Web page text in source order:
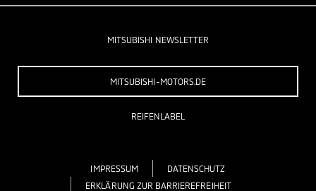
MITSUBISHI NEWSLETTER
MITSUBISHI-MOTORS.DE
REIFENLABEL
IMPRESSUM
DATENSCHUTZ
ERKLÄRUNG ZUR BARRIEREFREIHEIT